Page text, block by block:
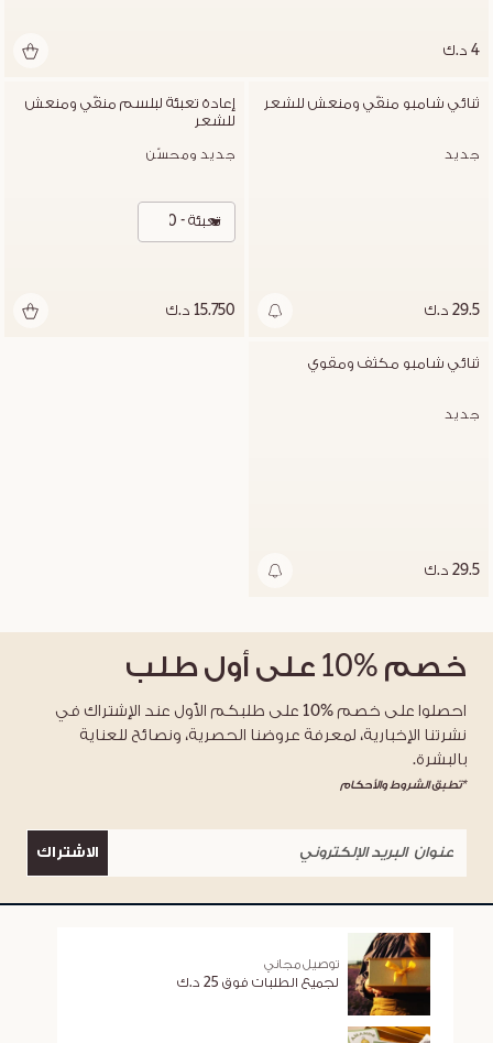
4 د.ك
غير متوفر
ثنائي شامبو منقّي ومنعش للشعر
جديد
29.5 د.ك
للشعر
جديد ومحسّن
تعبئة - 500 مل
15.750 د.ك
غير متوفر
ثنائي شامبو مكثف ومقوي
جديد
29.5 د.ك
خصم %10 على أول طلب
احصلوا على خصم %10 على طلبكم الأول عند الإشتراك في
نشرتنا الإخبارية، لمعرفة عروضنا الحصرية، ونصائح للعناية
بالبشرة.
*تطبق الشروط والأحكام
الاشتراك
توصيل مجاني
لجميع الطلبات فوق 25 د.ك